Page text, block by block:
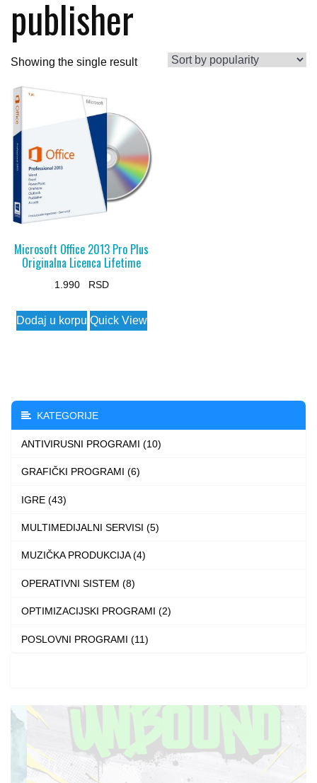
publisher
Showing the single result
Microsoft Office 2013 Pro Plus
Originalna Licenca Lifetime
1.990
Dodaj u korpu Quick View
KATEGORIJE
ANTIVIRUSNI PROGRAMI (10)
GRAFIČKI PROGRAMI (6)
IGRE (43)
MULTIMEDIJALNI SERVISI (5)
MUZIČKA PRODUKCIJA (4)
OPERATIVNI SISTEM (8)
OPTIMIZACIJSKI PROGRAMI (2)
POSLOVNI PROGRAMI (11)